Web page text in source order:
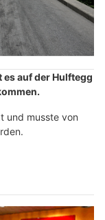
auf der Hulftegg
und musste von